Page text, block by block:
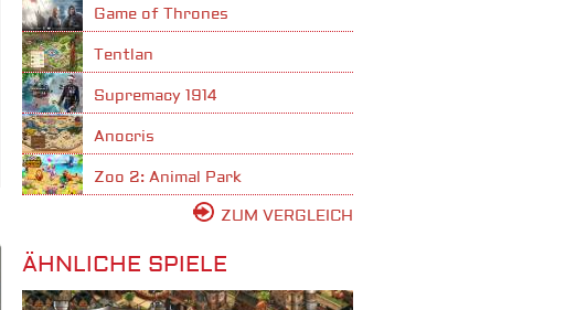
Game of Thrones
Tentlan
Supremacy 1914
Anocris
Zoo 2: Animal Park
ZUM VERGLEICH
ÄHNLICHE SPIELE